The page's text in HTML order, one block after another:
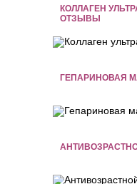
КОЛЛАГЕН
ОТЗЫВЫ
ГЕПАРИНОВАЯ